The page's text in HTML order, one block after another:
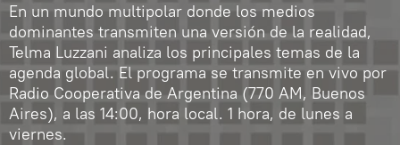
En un mundo multipolar donde los medios
dominantes transmiten una versión de la realidad,
Telma Luzzani analiza los principales temas de la
agenda global. El programa se transmite en vivo por
Radio Cooperativa de Argentina (770 AM, Buenos
Aires), a las 14:00, hora local. 1 hora, de lunes a
viernes.